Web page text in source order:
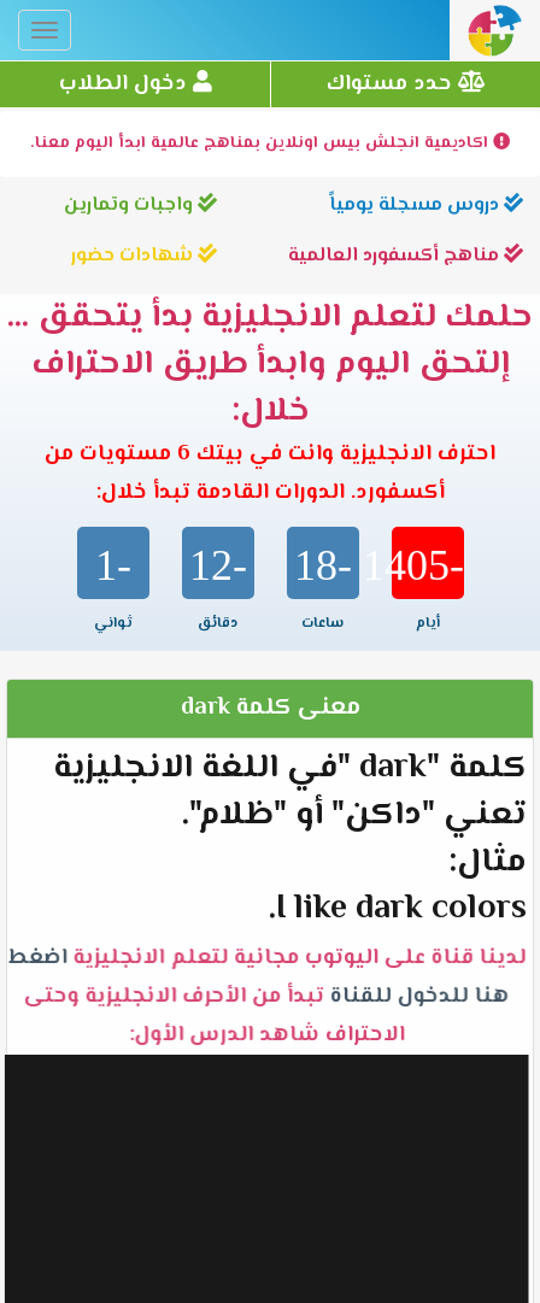
حدد مستواك دخول الطلاب
اكاديمية انجلش بيس اونلاين بمناهج عالمية ابدأ اليوم معنا.
دروس مسجلة يومياً
واجبات وتمارين
مناهج أكسفورد العالمية
شهادات حضور
حلمك لتعلم الانجليزية بدأ يتحقق ...
إلتحق اليوم وابدأ طريق الاحتراف
خلال:
احترف الانجليزية وانت في بيتك 6 مستويات من
أكسفورد. الدورات القادمة تبدأ خلال:
-1405
أيام
-18
ساعات
-12
دقائق
-1
ثواني
معنى كلمة dark
كلمة "dark "في اللغة الانجليزية
تعني "داكن" أو "ظلام".
مثال:
I like dark colors.
لدينا قناة على اليوتوب مجانية لتعلم الانجليزيةاضغط
هنا للدخول للقناةتبدأ من الأحرف الانجليزية وحتى
الاحتراف شاهد الدرس الأول: